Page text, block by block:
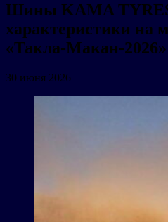
Шины KAMA
характеристики на
«Такла-Макан-2026»
30 июня 2026